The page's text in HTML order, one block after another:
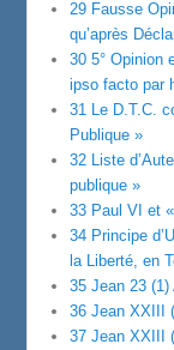
29 Fausse
qu’après
30 5° Opinion
ipso facto par
31 Le D.T.C.
Publique »
32 Liste
publique »
33 Paul VI et
34 Principe
la Liberté, en
35 Jean 23
36 Jean XXIII
37 Jean XXIII